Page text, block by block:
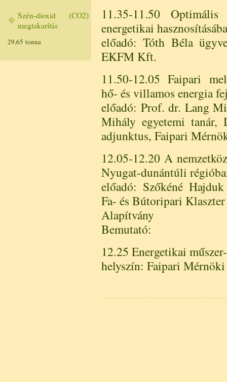
Szén-dioxid (CO2)
megtakarítás
29,65 tonna
11.35-11.50
energetikai
előadó: Tóth Béla
EKFM Kft.
11.50-12.05 Faipari
hő- és villamos energia
előadó: Prof. dr. Lang
Mihály egyetemi tanár,
adjunktus, Faipari
12.05-12.20 A
Nyugat-dunántúli
előadó: Szőkéné
Fa- és Bútoripari
Alapítvány
Bemutató:
12.25 Energetikai
helyszín: Faipari